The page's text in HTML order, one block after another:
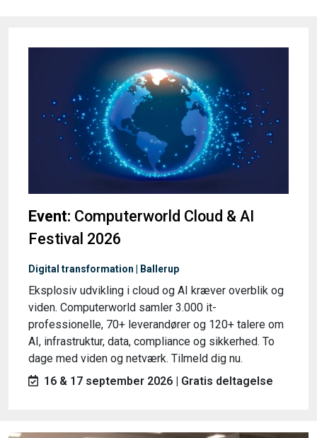
Event: Computerworld Cloud & AI
Festival 2026
Digital transformation | Ballerup
Eksplosiv udvikling i cloud og AI kræver overblik og
viden. Computerworld samler 3.000 it-
professionelle, 70+ leverandører og 120+ talere om
AI, infrastruktur, data, compliance og sikkerhed. To
dage med viden og netværk. Tilmeld dig nu.
16 & 17 september 2026 | Gratis deltagelse